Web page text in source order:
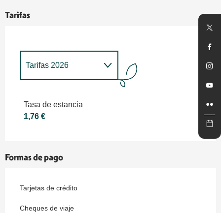
Tarifas
Tarifas 2026
Tasa de estancia
1,76 €
Formas de pago
Tarjetas de crédito
Cheques de viaje